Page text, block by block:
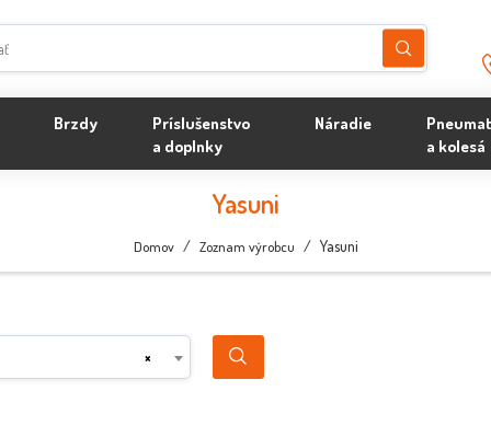
Brzdy
Príslušenstvo
a doplnky
Náradie
a kolesá
Yasuni
Domov / Zoznam výrobcu / Yasuni
×